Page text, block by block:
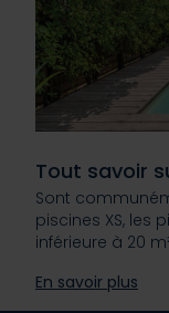
Tout savoir
Sont
piscines XS, les
inférieure à 20
En savoir plus